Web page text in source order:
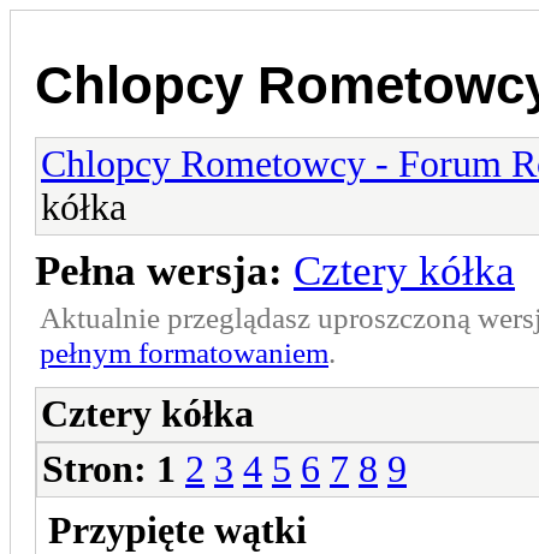
Chlopcy
Chlopcy Rometowcy - Forum
kółka
Pełna wersja: Cztery kółka
Aktualnie przeglądasz uproszczoną
pełnym formatowaniem.
Cztery kółka
Stron: 1 2 3 4 5 6 7 8 9
Przypięte wątki